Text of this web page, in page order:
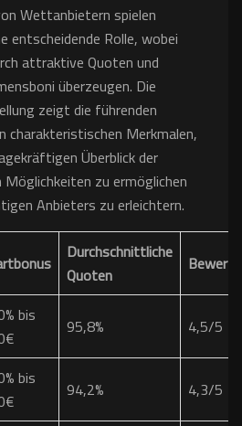
Wettanbietern spielen
entscheidende Rolle, wobei
attraktive Quoten und
überzeugen. Die
zeigt die führenden
charakteristischen Merkmalen,
Überblick der
zu ermöglichen
Anbieters zu erleichtern.
Durchschnittliche
Quoten
bis
95,8% 4,5/5
bis
94,2% 4,3/5